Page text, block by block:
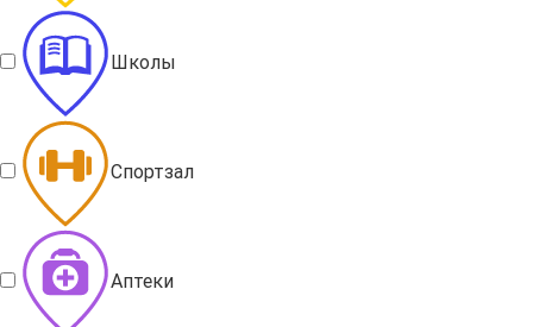
Школы
Спортзал
Аптеки